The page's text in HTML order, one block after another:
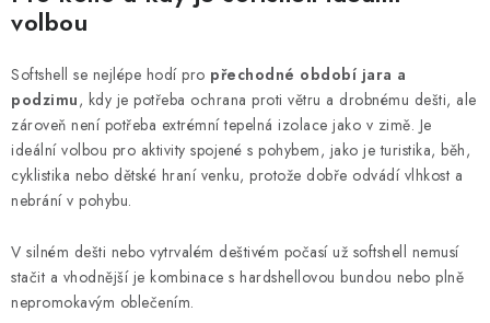
volbou
Softshell se nejlépe hodí pro přechodné období jara a
podzimu, kdy je potřeba ochrana proti větru a drobnému dešti, ale
zároveň není potřeba extrémní tepelná izolace jako v zimě. Je
ideální volbou pro aktivity spojené s pohybem, jako je turistika, běh,
cyklistika nebo dětské hraní venku, protože dobře odvádí vlhkost a
nebrání v pohybu.
V silném dešti nebo vytrvalém deštivém počasí už softshell nemusí
stačit a vhodnější je kombinace s hardshellovou bundou nebo plně
nepromokavým oblečením.